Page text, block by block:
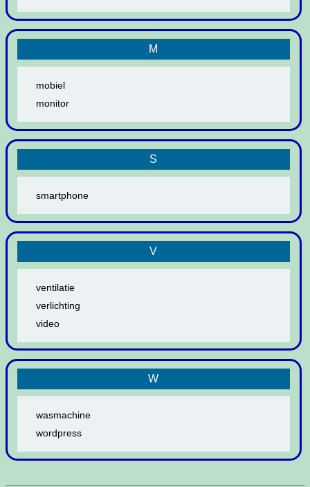
M
mobiel
monitor
S
smartphone
V
ventilatie
verlichting
video
W
wasmachine
wordpress